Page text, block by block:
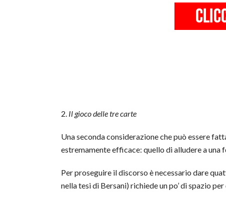
2. Il gioco delle tre carte
Una seconda considerazione che può essere
estremamente efficace: quello di alludere a una
Per proseguire il discorso è necessario dare
nella tesi di Bersani) richiede un po’ di spazio